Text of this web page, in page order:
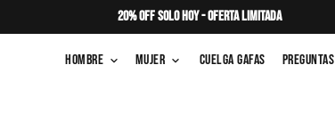
20% OFF SOLO HOY - OFERTA LIMITADA
Hombre keyboard_arrow_down Mujer keyboard_arrow_down Cuelga Gafas Preguntas